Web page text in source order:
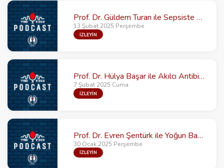
Prof. Dr. Güldem Turan ile Sepsiste Endotelin Rolü
13 Şubat 2025 Perşembe
İZLEYİN
Prof. Dr. Hülya Başar ile Akılcı Antibiyotik Kullanımının Direnç Gelişimine Etkisi
7 Şubat 2025 Cuma
İZLEYİN
Prof. Dr. Evren Şentürk ile Yoğun Bakım Enfeksiyonlarında Hızlı Tanı
30 Ocak 2025 Perşembe
İZLEYİN